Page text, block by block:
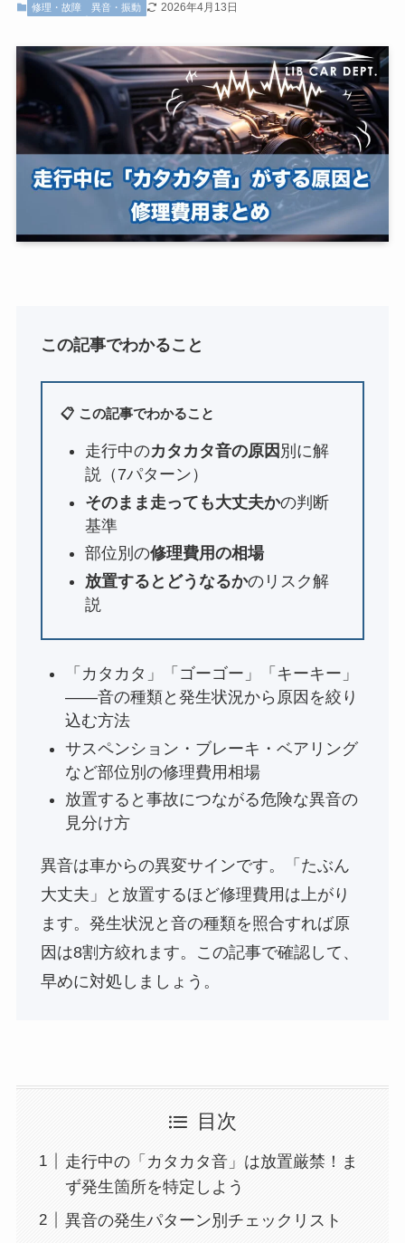
修理・故障 異音・振動 2026年4月13日
この記事でわかること
📋 この記事でわかること
走行中のカタカタ音の原因 別に解
説（7パターン）
そのまま走っても大丈夫かの判断
基準
部位別の修理費用の相場
放置するとどうなるかのリスク解
説
「カタカタ」「ゴーゴー」「キーキー」
——音の種類と発生状況から原因を絞り
込む方法
サスペンション・ブレーキ・ベアリング
など部位別の修理費用相場
放置すると事故につながる危険な異音の
見分け方
異音は車からの異変サインです。「たぶん
大丈夫」と放置するほど修理費用は上がり
ます。発生状況と音の種類を照合すれば原
因は8割方絞れます。この記事で確認して、
早めに対処しましょう。
目次
走行中の「カタカタ音」は放置厳禁！ま
ず発生箇所を特定しよう
異音の発生パターン別チェックリスト